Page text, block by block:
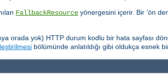
FallbackResource yönergesini içerir. Bir 'ön
orada yok) HTTP durum kodlu bir hata sayfası
bölümünde anlatıldığı gibi oldukça esnek